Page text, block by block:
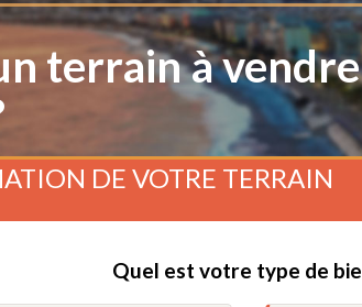
terrain à
DE VOTRE TERRAIN
Quel est votre type de